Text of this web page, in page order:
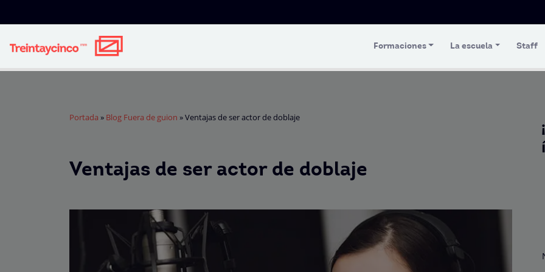
Formaciones La escuela Staff
Portada » Blog Fuera de guion »Ventajas de ser actor de doblaje
Ventajas de ser actor de doblaje